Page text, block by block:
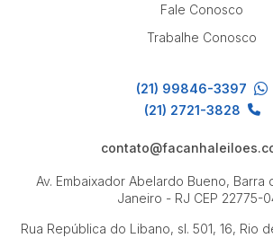
Fale Conosco
Trabalhe Conosco
(21) 99846-3397
(21) 2721-3828
Av. Embaixador Abelardo Bueno, Barra
Janeiro - RJ CEP 22775-
Rua República do Libano, sl. 501, 16, Rio